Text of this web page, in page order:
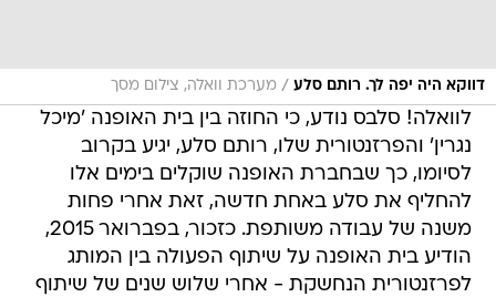
דווקא היה יפה לך. רותם סלע / מערכת וואלה, צילום מסך
לוואלה! סלבס נודע, כי החוזה בין בית האופנה 'מיכל
נגרין' והפרזנטורית שלו, רותם סלע, יגיע בקרוב
לסיומו, כך שבחברת האופנה שוקלים בימים אלו
להחליף את סלע באחת חדשה, זאת אחרי פחות
משנה של עבודה משותפת. כזכור, בפברואר 2015,
הודיע בית האופנה על שיתוף הפעולה בין המותג
לפרזנטורית הנחשקת - אחרי שלוש שנים של שיתוף